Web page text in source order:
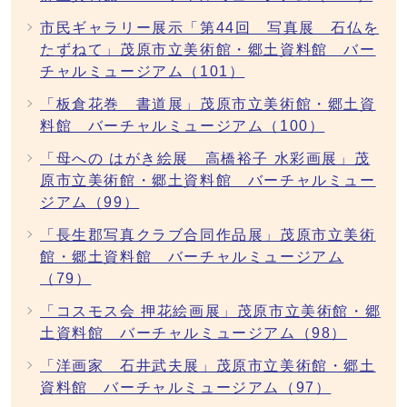
市民ギャラリー展示「第44回 写真展 石仏を
たずねて」茂原市立美術館・郷土資料館 バー
チャルミュージアム（101）
「板倉花巻 書道展」茂原市立美術館・郷土資
料館 バーチャルミュージアム（100）
「母への はがき絵展 高橋裕子 水彩画展」茂
原市立美術館・郷土資料館 バーチャルミュー
ジアム（99）
「長生郡写真クラブ合同作品展」茂原市立美術
館・郷土資料館 バーチャルミュージアム
（79）
「コスモス会 押花絵画展」茂原市立美術館・郷
土資料館 バーチャルミュージアム（98）
「洋画家 石井武夫展」茂原市立美術館・郷土
資料館 バーチャルミュージアム（97）